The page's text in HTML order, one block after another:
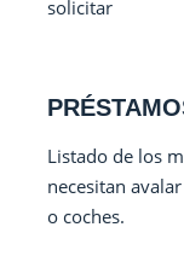
solicitar
Listado de los
necesitan
o coches.